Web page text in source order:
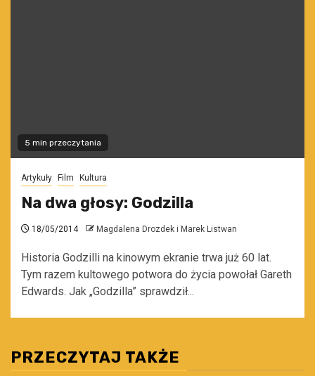
5 min przeczytania
Artykuły Film Kultura
Na dwa głosy: Godzilla
18/05/2014 Magdalena Drozdek i Marek Listwan
Historia Godzilli na kinowym ekranie trwa już 60 lat.
Tym razem kultowego potwora do życia powołał Gareth
Edwards. Jak „Godzilla” sprawdził...
PRZECZYTAJ TAKŻE